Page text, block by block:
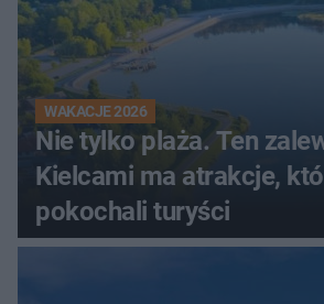
WAKACJE 2026
Nie tylko plaża. Ten
Kielcami ma atrakcje,
pokochali turyści